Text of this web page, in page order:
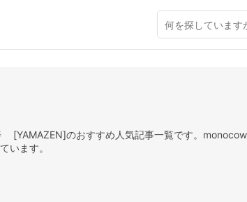
のおすすめ人気記事一覧です。
います。